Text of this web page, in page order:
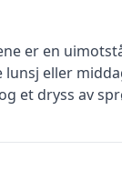
er en
eller
et dryss av